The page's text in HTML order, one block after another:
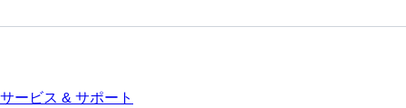
サービス & サポート